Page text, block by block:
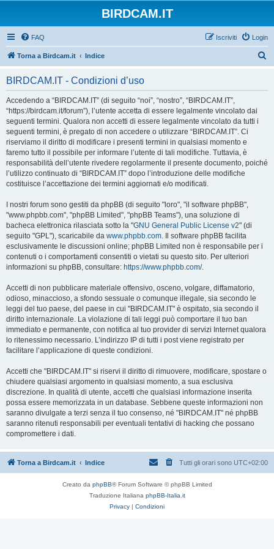
BIRDCAM.IT
FAQ Login
Iscriviti
Torna a Birdcam.it Indice
BIRDCAM.IT - Condizioni d’uso
Accedendo a “BIRDCAM.IT” (di seguito “noi”, “nostro”, “BIRDCAM.IT”,
“https://birdcam.it/forum”), l’utente accetta di essere legalmente vincolato dai
seguenti termini. Qualora non accetti di essere legalmente vincolato da tutti i
seguenti termini, è pregato di non accedere o utilizzare “BIRDCAM.IT”. Ci
riserviamo il diritto di modificare i presenti termini in qualsiasi momento e
faremo tutto il possibile per informare l’utente di tali modifiche. Tuttavia, è
responsabilità dell’utente rivedere regolarmente il presente documento, poiché
l’utilizzo continuato di “BIRDCAM.IT” dopo l’introduzione delle modifiche
costituisce l’accettazione dei termini aggiornati e/o modificati.
I nostri forum sono gestiti da phpBB (di seguito "loro", "il software phpBB",
"www.phpbb.com", "phpBB Limited", "phpBB Teams"), una soluzione di
bacheca elettronica rilasciata sotto la "GNU General Public License v2" (di
seguito "GPL"), scaricabile da www.phpbb.com. Il software phpBB facilita
esclusivamente le discussioni online; phpBB Limited non è responsabile per i
contenuti o i comportamenti consentiti o vietati su questo sito. Per ulteriori
informazioni su phpBB, consultare: https://www.phpbb.com/.
Accetti di non pubblicare materiale offensivo, osceno, volgare, diffamatorio,
odioso, minaccioso, a sfondo sessuale o comunque illegale, sia secondo le
leggi del tuo paese, del paese in cui "BIRDCAM.IT" è ospitato, sia secondo il
diritto internazionale. La violazione di tali leggi può comportare il tuo ban
immediato e permanente, con notifica al tuo provider di servizi Internet qualora
lo ritenessimo necessario. L’indirizzo IP di tutti i post viene registrato per
facilitare l’applicazione di queste condizioni.
Accetti che "BIRDCAM.IT" si riservi il diritto di rimuovere, modificare, spostare o
chiudere qualsiasi argomento in qualsiasi momento, a sua esclusiva
discrezione. In qualità di utente, accetti che qualsiasi informazione inserita
possa essere memorizzata in un database. Sebbene queste informazioni non
saranno divulgate a terzi senza il tuo consenso, né "BIRDCAM.IT" né phpBB
saranno ritenuti responsabili per eventuali tentativi di hacking che possano
compromettere i dati.
Torna a Birdcam.it Indice Tutti gli orari sono UTC+02:00
Creato da phpBB® Forum Software © phpBB Limited
Traduzione Italiana phpBB-Italia.it
Privacy | Condizioni